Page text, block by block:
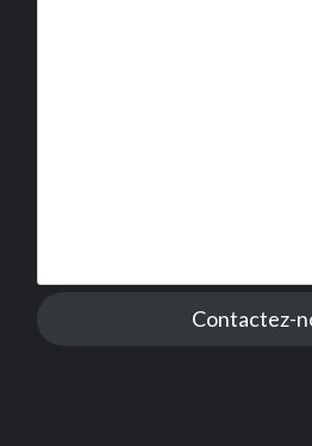
Contactez-